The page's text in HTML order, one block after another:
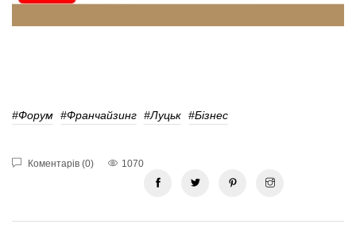
#форум #Франчайзинг #Луцьк #бізнес
Коментарів (0) 1070